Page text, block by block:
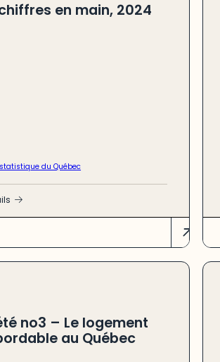
en main, 2024
du Québec
no3 – Le logement
au Québec